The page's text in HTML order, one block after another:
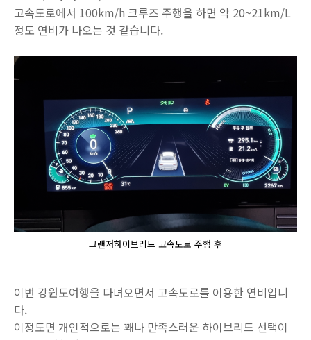
고속도로에서 100km/h 크루즈 주행을 하면 약 20~21km/L
정도 연비가 나오는 것 같습니다.
그랜저하이브리드 고속도로 주행 후
이번 강원도여행을 다녀오면서 고속도로를 이용한 연비입니
다.
이정도면 개인적으로는 꽤나 만족스러운 하이브리드 선택이